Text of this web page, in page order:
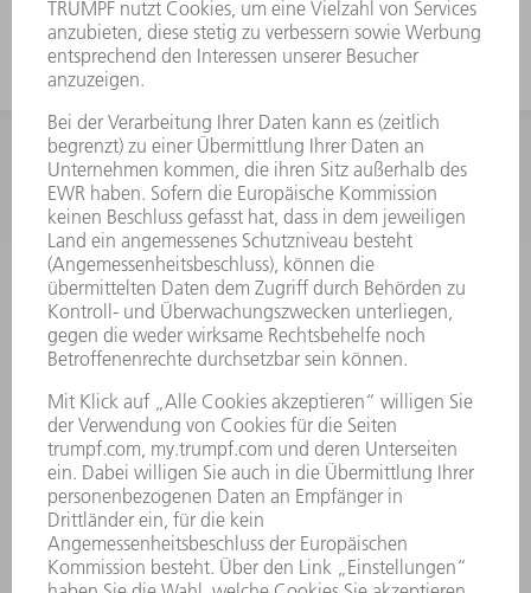
INFORMATION
Häufig gestellte Fragen
Allgemeine Geschäftsbedingungen
KONTAKT
Kundenbetreuung TRUMPF Werkzeugmaschinen
+49 7156 303 33222
Mo - Fr: 07:30 - 17:30 Uhr
Erweiterte Rufbereitschaft per Service App Mo - Fr:
06:30 - 20.00 Uhr Sa: 07:00 - 12:00 Uhr
Kundenbetreuung@trumpf.com
KONTAKT
Service TRUMPF Lasertechnik
+49 7156 303 37444
Mo - Fr: 07:30 - 18:00 Uhr
Additive Manufacturing 07:30 - 17:30 Uhr
spareparts.tld@trumpf.com